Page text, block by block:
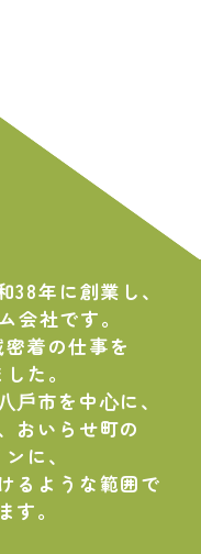
年に創業し、
会社です。
着の仕事を
た。
⼾市を中⼼に、
おいらせ町の
に、
るような範囲で
す。